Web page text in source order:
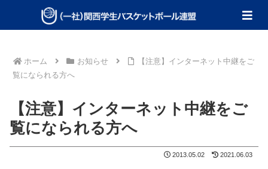
ホーム お知らせ
【注意】インターネット中継をご
覧になられる方へ
【注意】インターネット中継をご
覧になられる方へ
2013.05.02 2021.06.03